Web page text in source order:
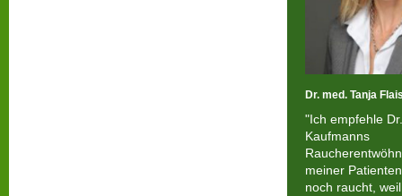
Dr. med. Tanja
"Ich empfehle
Kaufmanns
meiner
noch raucht,